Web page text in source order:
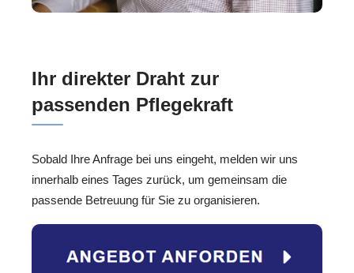
Ihr direkter Draht zur
passenden Pflegekraft
Sobald Ihre Anfrage bei uns eingeht, melden wir uns
innerhalb eines Tages zurück, um gemeinsam die
passende Betreuung für Sie zu organisieren.